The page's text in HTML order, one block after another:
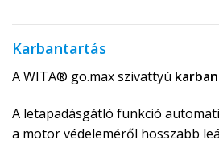
Karbantartás
A WITA® go.max szivattyú
A letapadásgátló funkció
a motor védeleméről hosszabb